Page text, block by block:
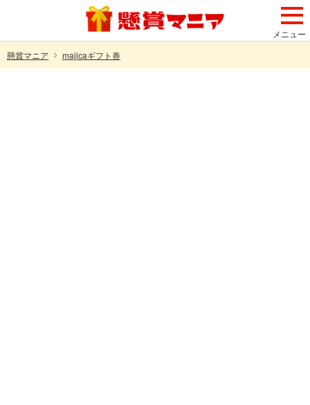
メニュー
懸賞マニア
majicaギフト券